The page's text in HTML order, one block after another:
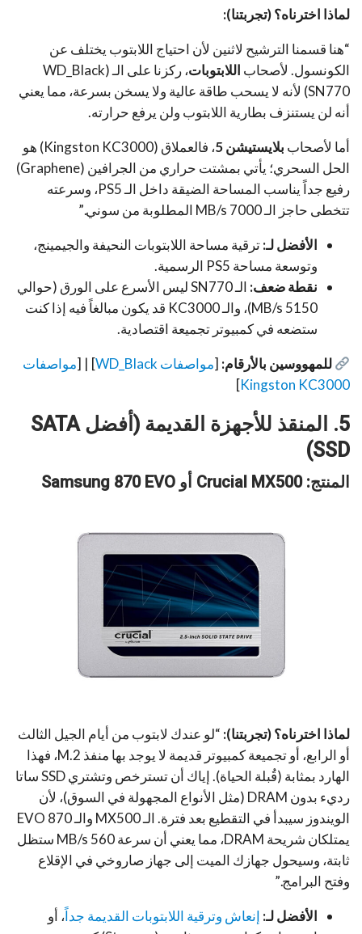
لماذا اخترناه؟ (تجربتنا):
“هنا قسمنا الترشيح لاثنين لأن احتياج اللابتوب يختلف عن
الكونسول. لأصحاب اللابتوبات
، ركزنا على الـ (WD_Black
SN770) لأنه لا يسحب طاقة عالية ولا يسخن بسرعة، مما يعني
أنه لن يستنزف بطارية اللابتوب ولن يرفع حرارته.
أما لأصحاب بلايستيشن 5
، فالعملاق (Kingston KC3000) هو
الحل السحري؛ يأتي بمشتت حراري من الجرافين (Graphene)
رفيع جداً يناسب المساحة الضيقة داخل الـ PS5، وسرعته
تتخطى حاجز الـ 7000 MB/s المطلوبة من سوني.”
الأفضل لـ:ترقية مساحة اللابتوبات النحيفة والجيمينج،
وتوسعة مساحة PS5 الرسمية.
نقطة ضعف:
الـ SN770 ليس الأسرع على الورق (حوالي
5150 MB/s)، والـ KC3000 قد يكون مبالغاً فيه إذا كنت
ستضعه في كمبيوتر تجميعة اقتصادية.
للمهووسين بالأرقام: [مواصفات WD_Black ] | [مواصفات
Kingston KC3000
]
5. المنقذ للأجهزة القديمة (أفضل SATA
SSD)
المنتج: Crucial MX500 أو Samsung 870 EVO
لماذا اخترناه؟ (تجربتنا): “لو عندك لابتوب من أيام الجيل الثالث
أو الرابع، أو تجميعة كمبيوتر قديمة لا يوجد بها منفذ M.2، فهذا
الهارد بمثابة (قُبلة الحياة). إياك أن تسترخص وتشتري SSD ساتا
رديء بدون DRAM (مثل الأنواع المجهولة في السوق)، لأن
الويندوز سيبدأ في التقطيع بعد فترة. الـ MX500 والـ 870 EVO
يمتلكان شريحة DRAM، مما يعني أن سرعة 560 MB/s ستظل
ثابتة، وسيحول جهازك الميت إلى جهاز صاروخي في الإقلاع
وفتح البرامج.”
الأفضل لـ: إنعاش وترقية اللابتوبات القديمة جداً، أو